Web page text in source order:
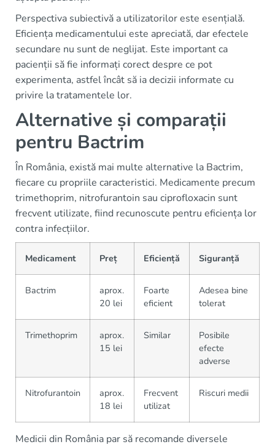
Perspectiva subiectivă a utilizatorilor este esențială.
Eficiența medicamentului este apreciată, dar efectele
secundare nu sunt de neglijat. Este important ca
pacienții să fie informați corect despre ce pot
experimenta, astfel încât să ia decizii informate cu
privire la tratamentele lor.
Alternative și comparații
pentru Bactrim
În România, există mai multe alternative la Bactrim,
fiecare cu propriile caracteristici. Medicamente precum
trimethoprim, nitrofurantoin sau ciprofloxacin sunt
frecvent utilizate, fiind recunoscute pentru eficiența lor
contra infecțiilor.
Medicament Preț Eficiență Siguranță
Bactrim
aprox.
20 lei
Foarte
eficient
Adesea bine
tolerat
Trimethoprim
aprox.
15 lei
Similar
Posibile
efecte
adverse
Nitrofurantoin
aprox.
18 lei
Frecvent
utilizat
Riscuri medii
Medicii din România par să recomande diversele